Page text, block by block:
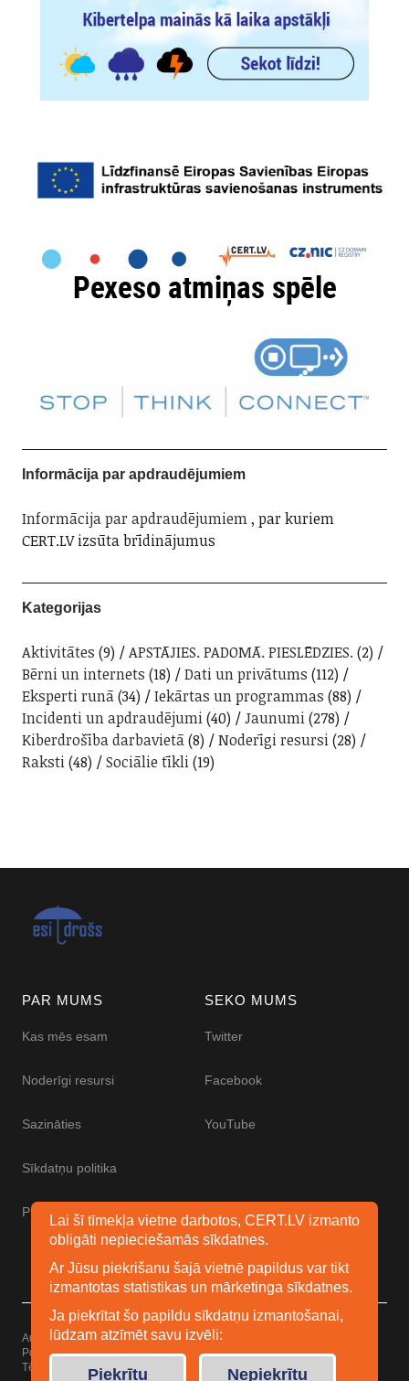
Informācija par apdraudējumiem
Informācija par apdraudējumiem, par kuriem
CERT.LV izsūta brīdinājumus
Kategorijas
Aktivitātes (9) APSTĀJIES. PADOMĀ. PIESLĒDZIES. (2)
Bērni un internets (18) Dati un privātums (112)
Eksperti runā(34) Iekārtas un programmas (88)
Incidenti un apdraudējumi(40) Jaunumi(278)
Kiberdrošība darbavietā(8) Noderīgi resursi(28)
Raksti(48) Sociālie tīkli(19)
PAR MUMS
Kas mēs esam
Noderīgi resursi
Sazināties
Sīkdatņu politika
Piekļūstamības paziņojums
SEKO MUMS
Twitter
Facebook
YouTube
Autortiesības © 2026 Esidrošs
Powered byWordPress
Tēma: Uku noElmastudio
Lai šī tīmekļa vietne darbotos, CERT.LV izmanto
obligāti nepieciešamās sīkdatnes.
Ar Jūsu piekrišanu šajā vietnē papildus var tikt
izmantotas statistikas un mārketinga sīkdatnes.
Ja piekrītat šo papildu sīkdatņu izmantošanai,
lūdzam atzīmēt savu izvēli:
Piekrītu Nepiekrītu